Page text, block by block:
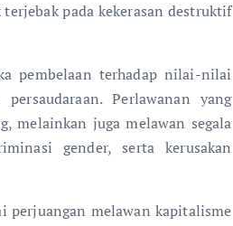
pada kekerasan destruktif
pembelaan terhadap nilai-nilai
Perlawanan yang
melainkan juga melawan segala
gender, serta kerusakan
perjuangan melawan kapitalisme